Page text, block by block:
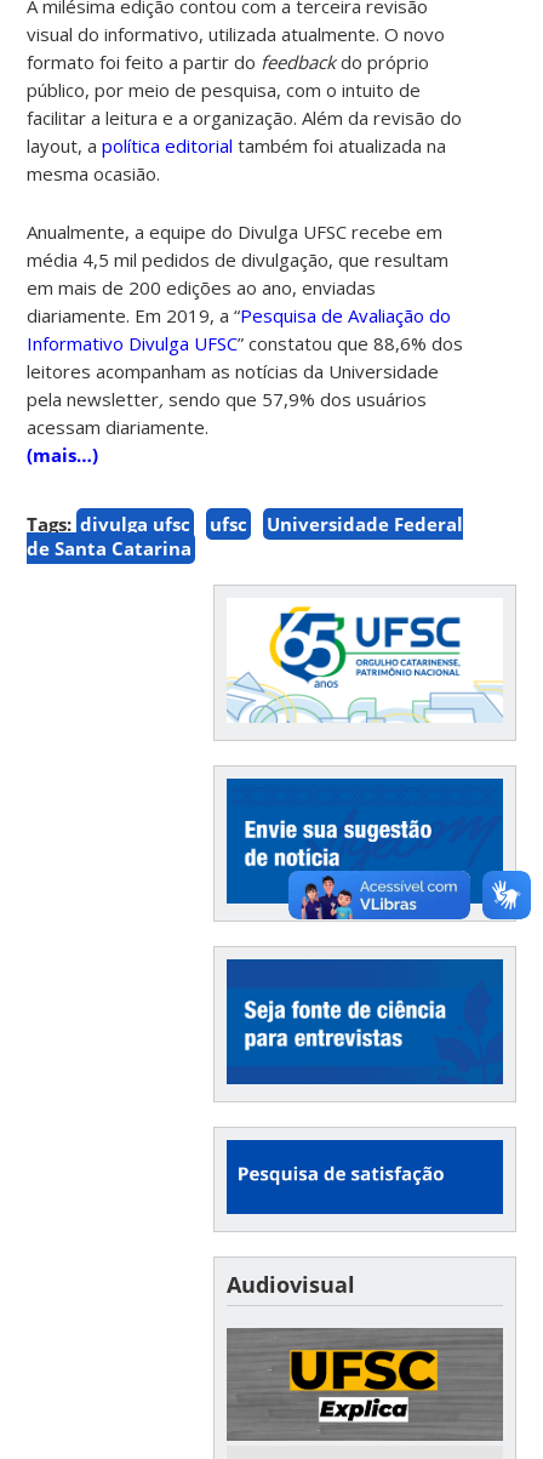
A milésima edição contou com a terceira revisão
visual do informativo, utilizada atualmente. O novo
formato foi feito a partir do feedbackdo próprio
público, por meio de pesquisa, com o intuito de
facilitar a leitura e a organização. Além da revisão do
layout, apolítica editorial também foi atualizada na
mesma ocasião.
Anualmente, a equipe do Divulga UFSC recebe em
média 4,5 mil pedidos de divulgação, que resultam
em mais de 200 edições ao ano, enviadas
diariamente. Em 2019, a “Pesquisa de Avaliação do
Informativo Divulga UFSC” constatou que 88,6% dos
leitores acompanham as notícias da Universidade
pelanewsletter,sendo que 57,9% dos usuários
acessam diariamente.
(mais…)
Tags: divulga ufsc ufsc
Universidade Federal
de Santa Catarina
Audiovisual